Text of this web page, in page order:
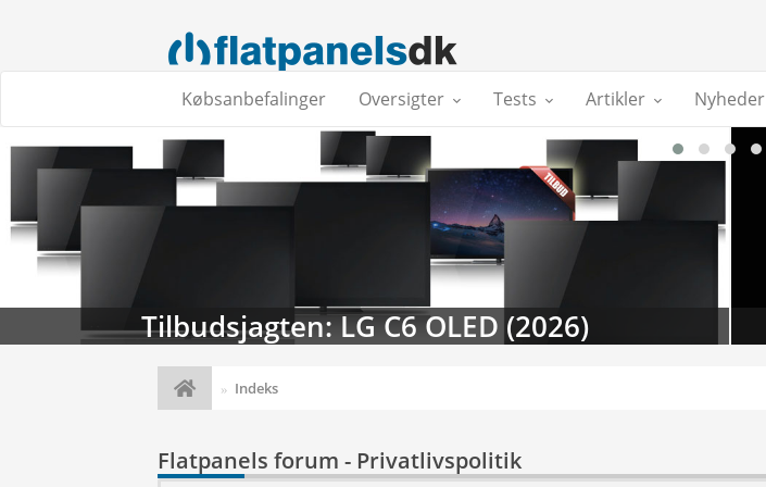
Købsanbefalinger Oversigter Tests Artikler Nyheder
Tilbudsjagten: LG C6 OLED (2026)
Indeks
Flatpanels forum - Privatlivspolitik